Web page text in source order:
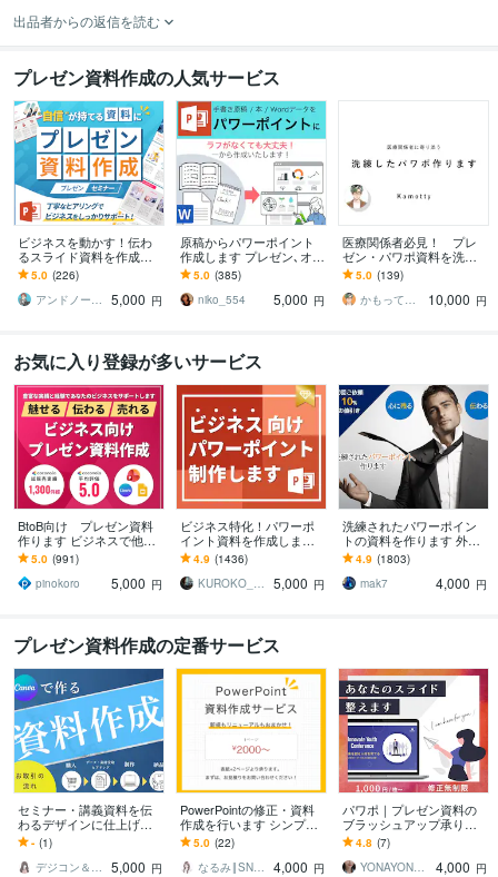
出品者からの返信を読む
プレゼン資料作成の人気サービス
ビジネスを動かす！伝わ
るスライド資料を作成し
ます 営業資料・プレゼン
資料・企画書・セミナー
資料のパワポ作成
5.0 (226)
アンドノーツ｜スライドデザイナー
5,000 円
原稿からパワーポイント
作成します プレゼン､オン
ライン用､パンフなど､一
から作成します
5.0 (385)
niko_554
5,000 円
医療関係者必見！ プレ
ゼン・パワポ資料を洗練
します 伝わるスライド
で、みんなの心を鷲掴
み！
5.0 (139)
かもってぃ（Kamotty）
10,000 円
お気に入り登録が多いサービス
BtoB向け プレゼン資料
作ります ビジネスで他社
に差を付ける、信頼＆本
物のパワーポイント資料
5.0 (991)
pinokoro
5,000 円
ビジネス特化！パワーポ
イント資料を作成します
元コンサル/現デザイナー
が作成！ビジネス向けパ
ワポ資料
4.9 (1436)
KUROKO_001
5,000 円
洗練されたパワーポイン
トの資料を作ります 外資
系企業のビジネスのプロ
が差がつくパワーポイン
トをご提供！
4.9 (1803)
mak7
4,000 円
プレゼン資料作成の定番サービス
セミナー・講義資料を伝
わるデザインに仕上げま
す デザイン丸投げOK｜修
正対応あり・Canvaリン
ク納品
- (1)
デジコン＆デザイン
5,000 円
PowerPointの修正・資料
作成を行います シンプル
でわかりやすいスライド
にブラッシュアップ！
5.0 (22)
なるみ‖SNSデザイン×オンライン秘書
4,000 円
パワポ｜プレゼン資料の
ブラッシュアップ承りま
す シンプルに、うつくし
く。伝えたいことをカタ
チにします。
4.8 (7)
YONAYONA STUDIO
4,000 円